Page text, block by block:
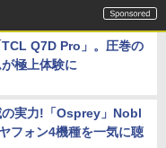
Q7D Pro」。圧巻の
極上体験に
の実力!「Osprey」Nobl
フォン4機種を一気に聴